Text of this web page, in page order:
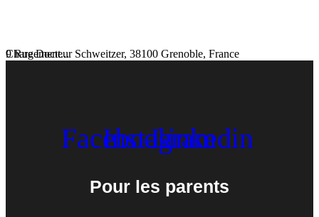
Chargement...
9 Rue Docteur Schweitzer, 38100 Grenoble, France
Facebook
Instagram
Linkedin
Pour les parents